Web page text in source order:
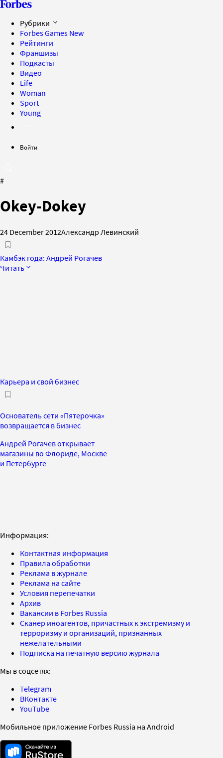
Рубрики
Forbes Games New
Рейтинги
Франшизы
Подкасты
Видео
Life
Woman
Sport
Young
Войти
#
Okey-Dokey
24 December 2012Александр Левинский
Камбэк года: Андрей Рогачев
Читать
Карьера и свой бизнес
Основатель сети «Пятерочка»
возвращается в бизнес
Андрей Рогачев открывает
магазины во Флориде, Москве
и Петербурге
Информация:
Контактная информация
Правила обработки
Реклама в журнале
Реклама на сайте
Условия перепечатки
Архив
Вакансии в Forbes Russia
Сканер иноагентов, причастных к экстремизму и
терроризму и организаций, признанных
нежелательными
Подписка на печатную версию журнала
Мы в соцсетях:
Telegram
ВКонтакте
YouTube
Мобильное приложение Forbes Russia на Android